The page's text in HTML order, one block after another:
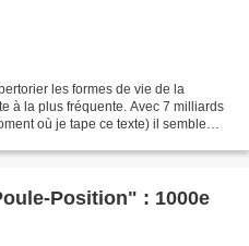
les formes de vie de la
à la plus fréquente. Avec 7 milliards
où je tape ce texte) il semble
Position" : 1000e